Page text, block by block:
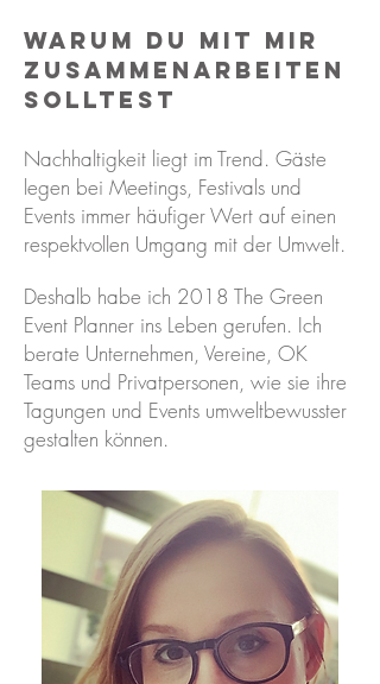
Warum Du mit mir
zusammenarbeiten
solltest
Nachhaltigkeit liegt im Trend. Gäste
legen bei Meetings, Festivals und
Events immer häufiger Wert auf einen
respektvollen Umgang mit der Umwelt.
Deshalb habe ich 2018 The Green
Event Planner ins Leben gerufen. Ich
berate Unternehmen, Vereine, OK
Teams und Privatpersonen, wie sie ihre
Tagungen und Events umweltbewusster
gestalten können.